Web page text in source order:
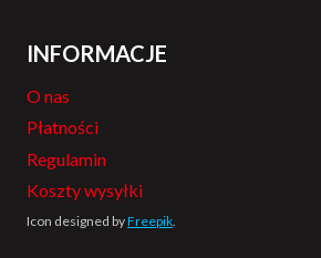
INFORMACJE
O nas
Płatności
Regulamin
Koszty wysyłki
Icon designed byFreepik.